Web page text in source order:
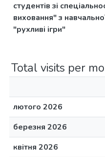
студентів зі
виховання" з
"рухливі ігри"
Total visits per
лютого 2026
березня 2026
квітня 2026